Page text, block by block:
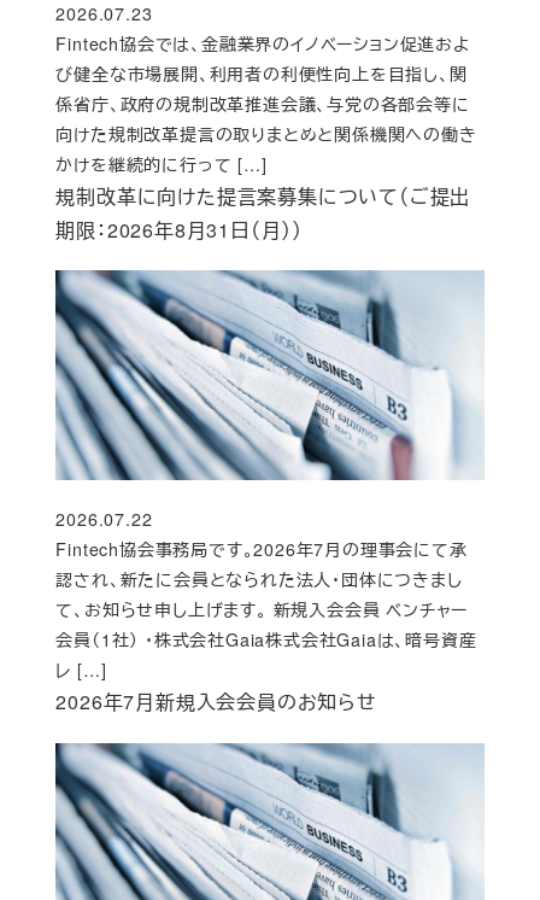
規制改革に向けた提言案募集について（ご提出
期限：2026年8月31日（月））
Fintech協会では、金融業界のイノベーション促進およ
び健全な市場展開、利用者の利便性向上を目指し、関
係省庁、政府の規制改革推進会議、与党の各部会等に
向けた規制改革提言の取りまとめと関係機関への働き
かけを継続的に行って […]
投稿日
2026.07.23
2026年7月新規入会会員のお知らせ
Fintech協会事務局です。2026年7月の理事会にて承
認され、新たに会員となられた法人・団体につきまし
て、お知らせ申し上げます。 新規入会会員 ベンチャー
会員（1社） ・株式会社Gaia株式会社Gaiaは、暗号資産
レ […]
投稿日
2026.07.22